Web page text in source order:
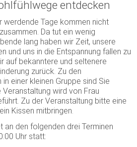
entdecken
werdende Tage kommen nicht
Da tut ein wenig
lang haben wir Zeit, unsere
und uns in die Entspannung fallen zu
auf bekanntere und seltenere
zurück. Zu den
einer kleinen Gruppe sind Sie
Veranstaltung wird von Frau
Zu der Veranstaltung bitte eine
Kissen mitbringen.
an den folgenden drei Terminen
Uhr statt: